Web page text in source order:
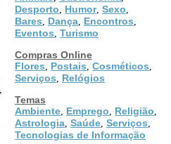
Desporto Humor, Sexo
Bares Dança Encontros
Eventos Turismo
Compras Online
Flores
Postais Cosméticos
Serviços
Relógios
Temas
Ambiente Emprego Religião
Astrologia Saúde Serviços
Tecnologias de Informação